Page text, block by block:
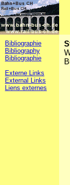
Bibliographie
Bibliography
Bibliographie
Externe Links
External Links
Liens externes